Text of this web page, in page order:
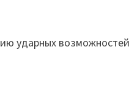
ударных возможностей